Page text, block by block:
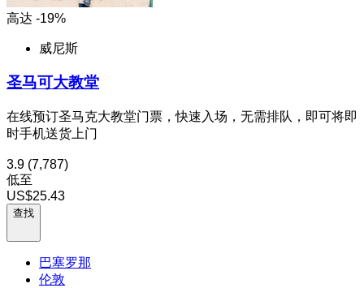
高达 -19%
威尼斯
圣马可大教堂
在线预订圣马克大教堂门票，快速入场，无需排队，即可将即
时手机送货上门
3.9 (7,787)
低至
US$25.43
查找
巴塞罗那
伦敦